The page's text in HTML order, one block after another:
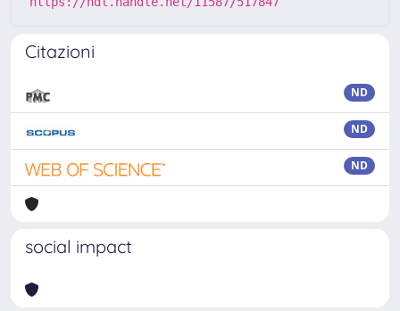
Citazioni
ND
ND
ND
social impact